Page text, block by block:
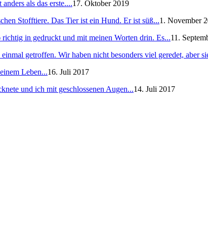
als das erste....17. Oktober 2019
Stofftiere. Das Tier ist ein Hund. Er ist süß...1. November
in gedruckt und mit meinen Worten drin. Es...11.
getroffen. Wir haben nicht besonders viel geredet, aber
Leben...16. Juli 2017
und ich mit geschlossenen Augen...14. Juli 2017